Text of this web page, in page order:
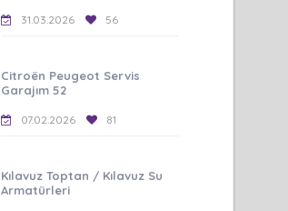
31.03.2026 56
Citroën Peugeot Servis
Garajım 52
07.02.2026 81
Kılavuz Toptan / Kılavuz Su
Armatürleri